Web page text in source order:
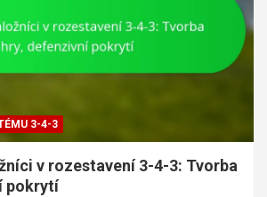
3-4-3
v rozestavení 3-4-3: Tvorba
pokrytí